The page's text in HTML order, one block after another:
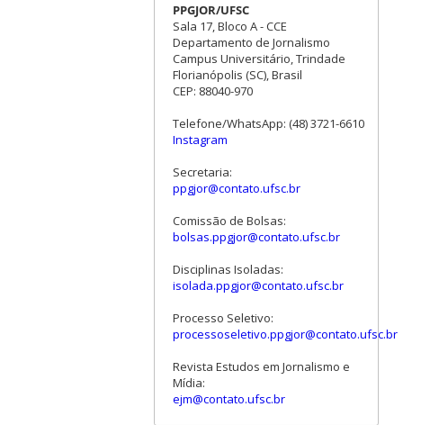
PPGJOR/UFSC
Sala 17, Bloco A - CCE
Departamento de Jornalismo
Campus Universitário, Trindade
Florianópolis (SC), Brasil
CEP: 88040-970
Telefone/WhatsApp: (48) 3721-6610
Instagram
Secretaria:
ppgjor@contato.ufsc.br
Comissão de Bolsas:
bolsas.ppgjor@contato.ufsc.br
Disciplinas Isoladas:
isolada.ppgjor@contato.ufsc.br
Processo Seletivo:
processoseletivo.ppgjor@contato.ufsc.br
Revista Estudos em Jornalismo e
Mídia:
ejm@contato.ufsc.br